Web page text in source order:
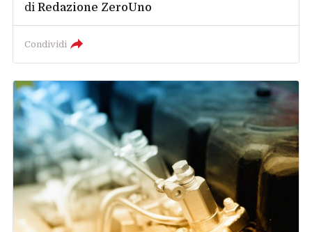
diRedazione ZeroUno
Condividi